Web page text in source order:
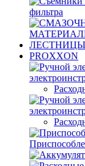
фильтра
ЛЕСТНИЦЫ
PROXXON